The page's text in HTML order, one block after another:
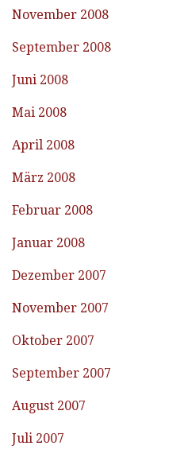
November 2008
September 2008
Juni 2008
Mai 2008
April 2008
März 2008
Februar 2008
Januar 2008
Dezember 2007
November 2007
Oktober 2007
September 2007
August 2007
Juli 2007